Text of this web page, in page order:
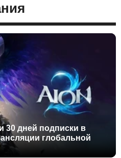
30 дней подписки в
глобальной